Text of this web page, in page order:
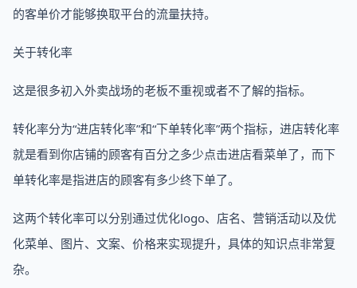
的客单价才能够换取平台的流量扶持。
关于转化率
这是很多初入外卖战场的老板不重视或者不了解的指标。
转化率分为“进店转化率”和“下单转化率”两个指标，进店转化率
就是看到你店铺的顾客有百分之多少点击进店看菜单了，而下
单转化率是指进店的顾客有多少终下单了。
这两个转化率可以分别通过优化logo、店名、营销活动以及优
化菜单、图片、文案、价格来实现提升，具体的知识点非常复
杂。